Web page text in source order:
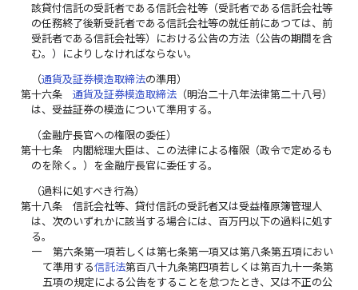
該貸付信託の受託者である信託会社等（受託者である信託会社等
の任務終了後新受託者である信託会社等の就任前にあつては、前
受託者である信託会社等）における公告の方法（公告の期間を含
む。）によりしなければならない。
（通貨及証券模造取締法の準用）
第十六条
通貨及証券模造取締法 （明治二十八年法律第二十八号）
は、受益証券の模造について準用する。
（金融庁長官への権限の委任）
第十七条
内閣総理大臣は、この法律による権限（政令で定めるも
のを除く。）を金融庁長官に委任する。
（過料に処すべき行為）
第十八条
信託会社等、貸付信託の受託者又は受益権原簿管理人
は、次のいずれかに該当する場合には、百万円以下の過料に処す
る。
一
第六条第一項若しくは第七条第一項又は第八条第五項におい
て準用する信託法第百八十九条第四項若しくは第百九十一条第
五項の規定による公告をすることを怠つたとき、又は不正の公